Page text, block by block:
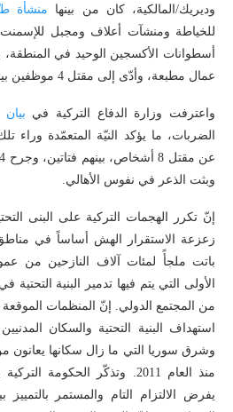
وديريك/المالكية، كان من بينها منشأة
للخياطة ومنشآت أعلاف ومجبل
أسطوانات الأكسجين الوحيد في المنطقة،
عمال مطبعة، وأدّى إلى مقتل 4 موظفين بينهم فتاة.
واعترفت وزارة الدفاع التركية في
الضربات، ما يؤكد النيّة المتعمّدة وراء
وبثت الذعر في نفوس الأهالي.
إنّ تكرر الهجمات التركية على البنى
زعزعة الاستقرار الهش أساساً في
باتت ملجأً لمئات آلاف النازحين من
الأولى التي يتم فيها تدمير البنية
من المجتمع الدولي. إنّ المنظمات الموقعة
استهداف البنية التحتية والسكان
وشرق سوريا التي ما زال سكانها يعانون
منذ العام 2011. وتذكّر الحكومة
يفرض الالتزام التام والمستمر بالتمييز